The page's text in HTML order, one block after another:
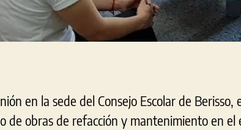
en la sede del Consejo Escolar de Berisso,
de obras de refacción y mantenimiento en el